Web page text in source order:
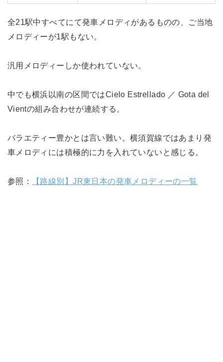
全21駅中すべてにて発車メロディがあるものの、ご当地
メロディーが1駅もない。
汎用メロディーしか使われていない。
中でも横浜以南の区間ではCielo Estrellado ／ Gota del
Vientの組み合わせが連続する。
バラエティー豊かとは言い難い。横須賀線ではあまり発
車メロディには積極的に力を入れていないと感じる。
参照： 【路線別】JR東日本の発車メロディーの一覧